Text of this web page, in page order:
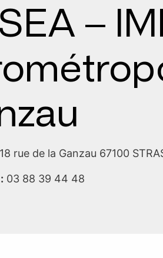
–
rue de la Ganzau 67100
03 88 39 44 48